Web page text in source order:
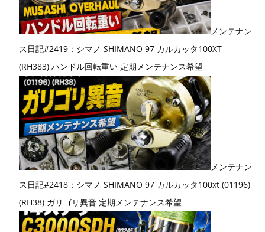
メンテナン
ス日記#2419：シマノ SHIMANO 97 カルカッタ100XT
(RH383) ハンドル回転重い 定期メンテナンス希望
メンテナン
ス日記#2418：シマノ SHIMANO 97 カルカッタ100xt (01196)
(RH38) ガリゴリ異音 定期メンテナンス希望